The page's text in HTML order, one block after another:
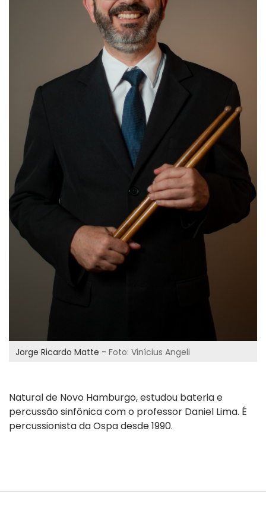
Jorge Ricardo Matte - Foto: Vinícius Angeli
Natural de Novo Hamburgo, estudou bateria e
percussão sinfônica com o professor Daniel Lima. É
percussionista da Ospa desde 1990.